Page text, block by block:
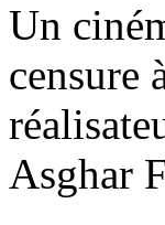
Un
censure
Asghar